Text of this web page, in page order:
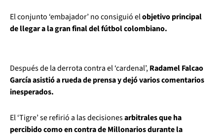
El conjunto ‘embajador’ no consiguió elobjetivo principal
de llegar a la gran final del fútbol colombiano.
Después de la derrota contra el ‘cardenal’,Radamel Falcao
García asistió a rueda de prensa y dejó varios comentarios
inesperados.
El ‘Tigre’ se refirió a las decisionesarbitrales que ha
percibido como en contra de Millonarios durante la